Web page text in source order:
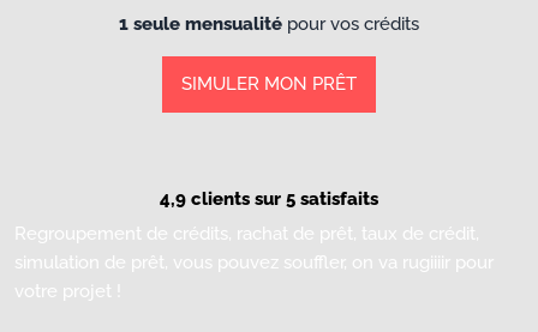
1 seule mensualité pour vos crédits
SIMULER MON PRÊT
4,9 clients sur 5 satisfaits
Regroupement de crédits, rachat de prêt, taux de crédit,
simulation de prêt, vous pouvez souffler, on va rugiiiir pour
votre projet !